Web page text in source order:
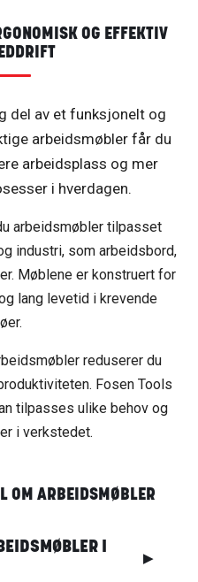
OG EFFEKTIV
del av et funksjonelt og
arbeidsmøbler får du
arbeidsplass og mer
i hverdagen.
arbeidsmøbler tilpasset
industri, som arbeidsbord,
Møblene er konstruert for
lang levetid i krevende
reduserer du
Fosen Tools
tilpasses ulike behov og
i verkstedet.
OM ARBEIDSMØBLER
I
▶